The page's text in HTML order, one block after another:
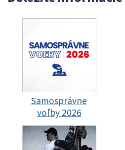
Samosprávne
voľby 2026